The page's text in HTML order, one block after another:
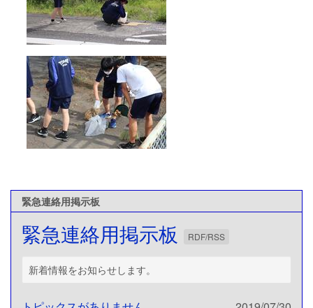
緊急連絡用掲示板
緊急連絡用掲示板 RDF/RSS
新着情報をお知らせします。